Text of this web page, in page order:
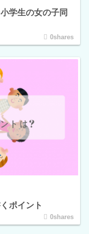
学生の女の子同
0shares
ポイント
0shares